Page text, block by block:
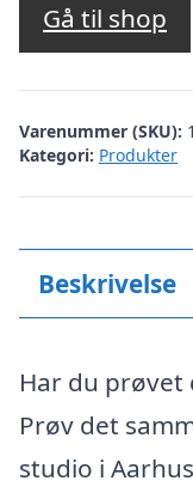
Gå til shop
Varenummer (SKU):
Kategori: Produkter
Beskrivelse
Har du prøvet
Prøv det
studio i